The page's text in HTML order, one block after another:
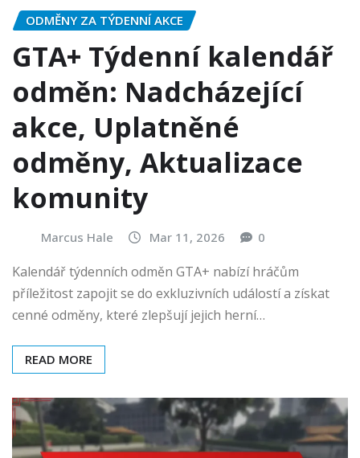
ODMĚNY ZA TÝDENNÍ AKCE
GTA+ Týdenní kalendář
odměn: Nadcházející
akce, Uplatněné
odměny, Aktualizace
komunity
Marcus Hale Mar 11, 2026 0
Kalendář týdenních odměn GTA+ nabízí hráčům
příležitost zapojit se do exkluzivních událostí a získat
cenné odměny, které zlepšují jejich herní…
READ MORE